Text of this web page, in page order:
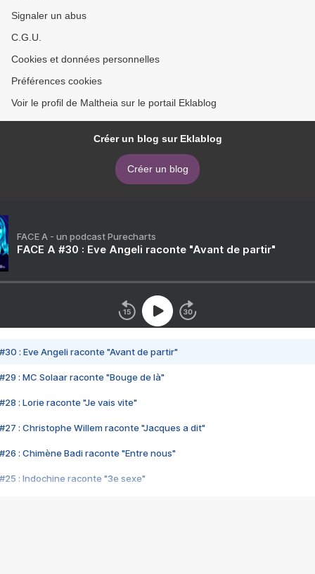
Signaler un abus
C.G.U.
Cookies et données personnelles
Préférences cookies
Voir le profil de Maltheia sur le portail Eklablog
Créer un blog sur Eklablog
Créer un blog
FACE A - un podcast Purecharts
FACE A #30 : Eve Angeli raconte "Avant de partir"
#30 : Eve Angeli raconte "Avant de partir"
#29 : MC Solaar raconte "Bouge de là"
#28 : Lorie raconte "Je vais vite"
#27 : Christophe Willem raconte "Jacques a dit"
#26 : Chimène Badi raconte "Entre nous"
#25 : Indochine raconte "3e sexe"